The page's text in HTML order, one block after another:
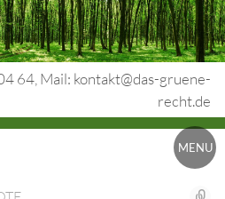
64, Mail: kontakt@das-gruene-
recht.de
MENU